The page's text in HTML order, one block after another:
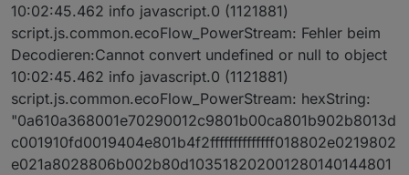
10:02:45.462 info javascript.0 (1121881)
script.js.common.ecoFlow_PowerStream: Fehler beim
Decodieren:Cannot convert undefined or null to object
10:02:45.462 info javascript.0 (1121881)
script.js.common.ecoFlow_PowerStream: hexString:
"0a610a368001e70290012c9801b00ca801b902b8013d
c001910fd0019404e801b4f2ffffffffffffff018802e0219802
e021a8028806b002b80d103518202001280140144801